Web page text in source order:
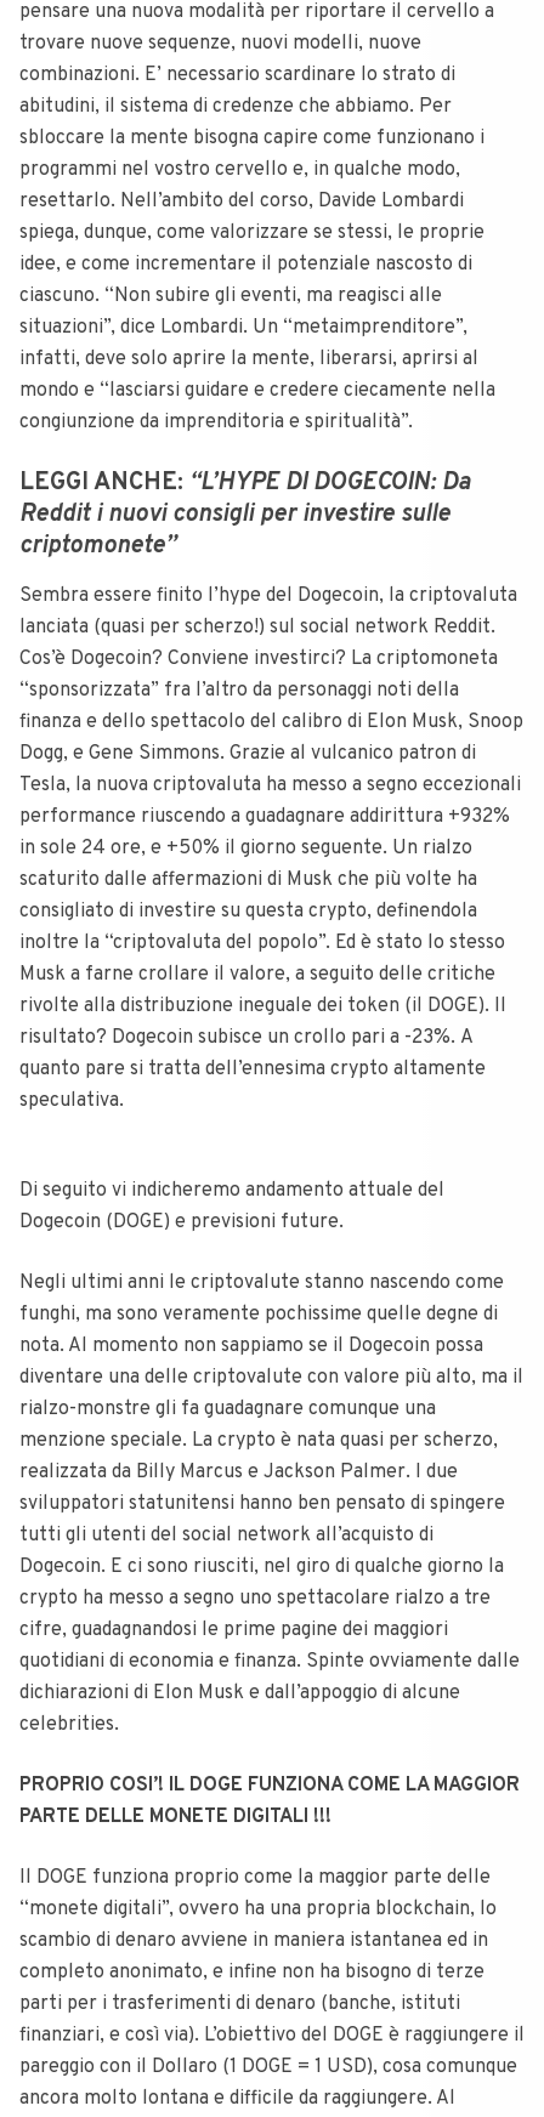
pensare una nuova modalità per riportare il cervello a
trovare nuove sequenze, nuovi modelli, nuove
combinazioni. E’ necessario scardinare lo strato di
abitudini, il sistema di credenze che abbiamo. Per
sbloccare la mente bisogna capire come funzionano i
programmi nel vostro cervello e, in qualche modo,
resettarlo. Nell’ambito del corso, Davide Lombardi
spiega, dunque, come valorizzare se stessi, le proprie
idee, e come incrementare il potenziale nascosto di
ciascuno. “Non subire gli eventi, ma reagisci alle
situazioni”, dice Lombardi. Un “metaimprenditore”,
infatti, deve solo aprire la mente, liberarsi, aprirsi al
mondo e “lasciarsi guidare e credere ciecamente nella
congiunzione da imprenditoria e spiritualità”.
LEGGI ANCHE: “L’HYPE DI DOGECOIN: Da
Reddit i nuovi consigli per investire sulle
criptomonete”
Sembra essere finito l’hype del Dogecoin, la criptovaluta
lanciata (quasi per scherzo!) sul social network Reddit.
Cos’è Dogecoin? Conviene investirci? La criptomoneta
“sponsorizzata” fra l’altro da personaggi noti della
finanza e dello spettacolo del calibro di Elon Musk, Snoop
Dogg, e Gene Simmons. Grazie al vulcanico patron di
Tesla, la nuova criptovaluta ha messo a segno eccezionali
performance riuscendo a guadagnare addirittura +932%
in sole 24 ore, e +50% il giorno seguente. Un rialzo
scaturito dalle affermazioni di Musk che più volte ha
consigliato di investire su questa crypto, definendola
inoltre la “criptovaluta del popolo”. Ed è stato lo stesso
Musk a farne crollare il valore, a seguito delle critiche
rivolte alla distribuzione ineguale dei token (il DOGE). Il
risultato? Dogecoin subisce un crollo pari a -23%. A
quanto pare si tratta dell’ennesima crypto altamente
speculativa.
Di seguito vi indicheremo andamento attuale del
Dogecoin (DOGE) e previsioni future.
Negli ultimi anni le criptovalute stanno nascendo come
funghi, ma sono veramente pochissime quelle degne di
nota. Al momento non sappiamo se il Dogecoin possa
diventare una delle criptovalute con valore più alto, ma il
rialzo-monstre gli fa guadagnare comunque una
menzione speciale. La crypto è nata quasi per scherzo,
realizzata da Billy Marcus e Jackson Palmer. I due
sviluppatori statunitensi hanno ben pensato di spingere
tutti gli utenti del social network all’acquisto di
Dogecoin. E ci sono riusciti, nel giro di qualche giorno la
crypto ha messo a segno uno spettacolare rialzo a tre
cifre, guadagnandosi le prime pagine dei maggiori
quotidiani di economia e finanza. Spinte ovviamente dalle
dichiarazioni di Elon Musk e dall’appoggio di alcune
celebrities.
PROPRIO COSI’! IL DOGE FUNZIONA COME LA MAGGIOR
PARTE DELLE MONETE DIGITALI !!!
Il DOGE funziona proprio come la maggior parte delle
“monete digitali”, ovvero ha una propria blockchain, lo
scambio di denaro avviene in maniera istantanea ed in
completo anonimato, e infine non ha bisogno di terze
parti per i trasferimenti di denaro (banche, istituti
finanziari, e così via). L’obiettivo del DOGE è raggiungere il
pareggio con il Dollaro (1 DOGE = 1 USD), cosa comunque
ancora molto lontana e difficile da raggiungere. Al